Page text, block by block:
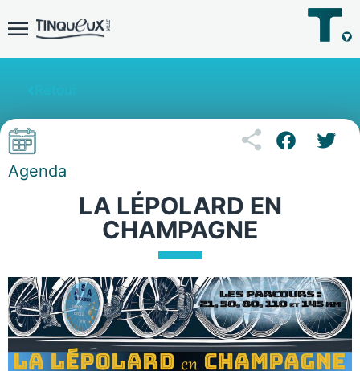
Agenda
LA LÉPOLARD EN
CHAMPAGNE